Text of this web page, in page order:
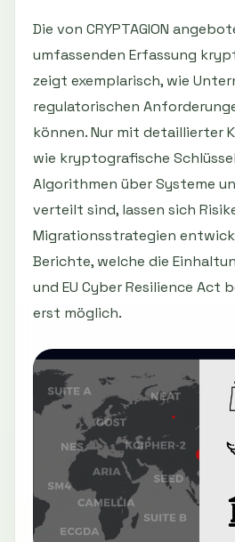
Die von CRYPTAGION
umfassenden Erfassung
zeigt exemplarisch, wie
regulatorischen
können. Nur mit detaillierter
wie kryptografische
Algorithmen über Systeme
verteilt sind, lassen sich
Migrationsstrategien
Berichte, welche die
und EU Cyber Resilience Act
erst möglich.